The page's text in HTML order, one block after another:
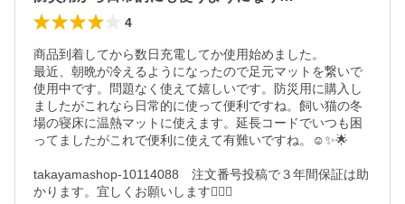
4
商品到着してから数日充電してか使用始めました。
最近、朝晩が冷えるようになったので足元マットを繋いで
使用中です。問題なく使えて嬉しいです。防災用に購入し
ましたがこれなら日常的に使って便利ですね。飼い猫の冬
場の寝床に温熱マットに使えます。延長コードでいつも困
ってましたがこれで便利に使えて有難いですね。☺️✨🌟
takayamashop-10114088　注文番号投稿で３年間保証は助
かります。宜しくお願いします🙇‍♀️⤵️